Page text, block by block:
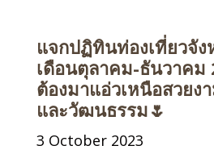
แจกปฏิทินท่องเที่ยวจัง
เดือนตุลาคม-ธันวาคม
ต้องมาแอ่วเหนือสวยง
และวัฒนธรรม🌷
3 October 2023